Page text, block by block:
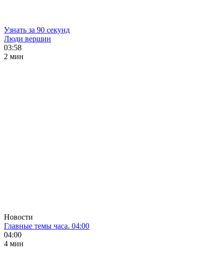
Узнать за 90 секунд
Люди вершин
03:58
2 мин
Новости
Главные темы часа. 04:00
04:00
4 мин